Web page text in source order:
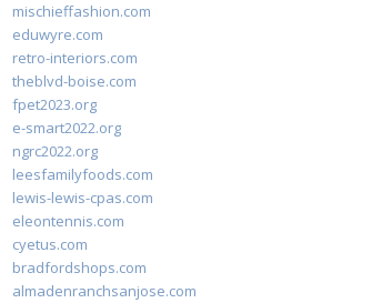
mischieffashion.com
eduwyre.com
retro-interiors.com
theblvd-boise.com
fpet2023.org
e-smart2022.org
ngrc2022.org
leesfamilyfoods.com
lewis-lewis-cpas.com
eleontennis.com
cyetus.com
bradfordshops.com
almadenranchsanjose.com